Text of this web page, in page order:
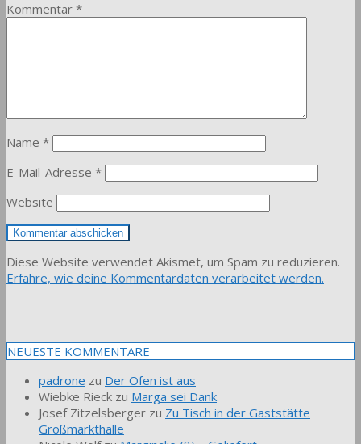
Kommentar *
Name *
E-Mail-Adresse *
Website
Diese Website verwendet Akismet, um Spam zu reduzieren.
Erfahre, wie deine Kommentardaten verarbeitet werden.
NEUESTE KOMMENTARE
padrone zu Der Ofen ist aus
Wiebke Rieck zu Marga sei Dank
Josef Zitzelsberger zu Zu Tisch in der Gaststätte
Großmarkthalle